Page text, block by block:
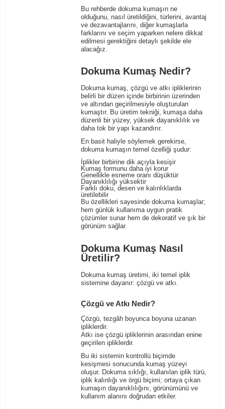
Bu rehberde dokuma kumaşın ne
olduğunu, nasıl üretildiğini, türlerini, avantaj
ve dezavantajlarını, diğer kumaşlarla
farklarını ve seçim yaparken nelere dikkat
edilmesi gerektiğini detaylı şekilde ele
alacağız.
Dokuma Kumaş Nedir?
Dokuma kumaş, çözgü ve atkı ipliklerinin
belirli bir düzen içinde birbirinin üzerinden
ve altından geçirilmesiyle oluşturulan
kumaştır. Bu üretim tekniği, kumaşa daha
düzenli bir yüzey, yüksek dayanıklılık ve
daha tok bir yapı kazandırır.
En basit haliyle söylemek gerekirse,
dokuma kumaşın temel özelliği şudur:
İplikler birbirine dik açıyla kesişir
Kumaş formunu daha iyi korur
Genellikle esneme oranı düşüktür
Dayanıklılığı yüksektir
Farklı doku, desen ve kalınlıklarda
üretilebilir
Bu özellikleri sayesinde dokuma kumaşlar;
hem günlük kullanıma uygun pratik
çözümler sunar hem de dekoratif ve şık bir
görünüm sağlar.
Dokuma Kumaş Nasıl
Üretilir?
Dokuma kumaş üretimi, iki temel iplik
sistemine dayanır: çözgü ve atkı.
Çözgü ve Atkı Nedir?
Çözgü, tezgâh boyunca boyuna uzanan
ipliklerdir.
Atkı ise çözgü ipliklerinin arasından enine
geçirilen ipliklerdir.
Bu iki sistemin kontrollü biçimde
kesişmesi sonucunda kumaş yüzeyi
oluşur. Dokuma sıklığı, kullanılan iplik türü,
iplik kalınlığı ve örgü biçimi; ortaya çıkan
kumaşın dayanıklılığını, görünümünü ve
kullanım alanını doğrudan etkiler.